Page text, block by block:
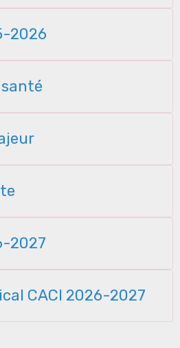
2026
2027
CACI 2026-2027